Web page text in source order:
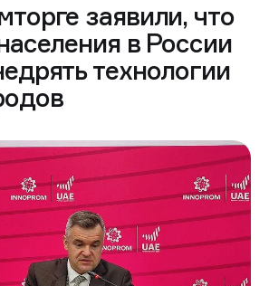
заявили, что
в России
технологии